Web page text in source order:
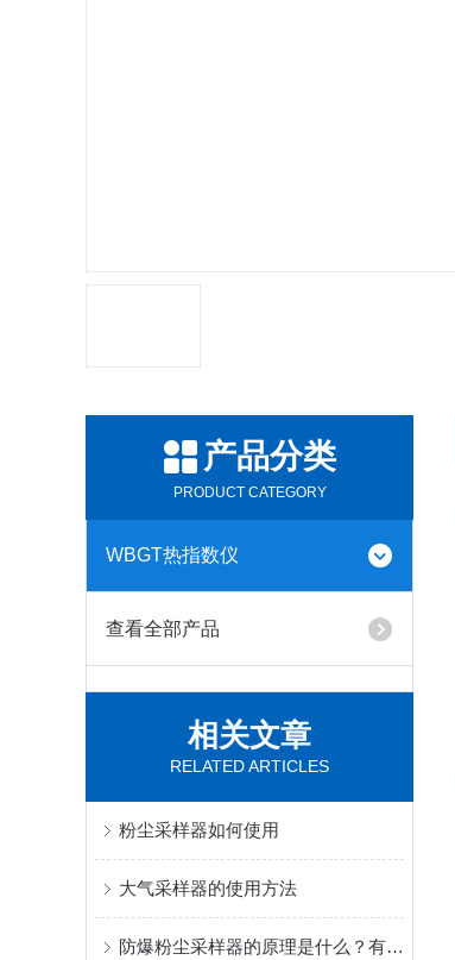
产品分类
PRODUCT CATEGORY
WBGT热指数仪
查看全部产品
相关文章
RELATED ARTICLES
粉尘采样器如何使用
大气采样器的使用方法
防爆粉尘采样器的原理是什么？有哪些应用？